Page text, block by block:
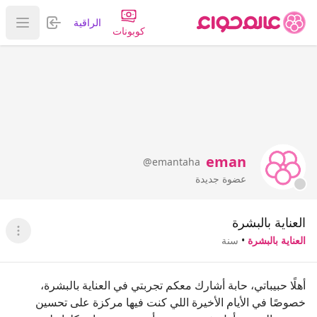
كوبونات
الراقية تسجيل
عرض
eman
@emantaha
عضوة جديدة
العناية بالبشرة
العناية بالبشرة • سنة عرض
أهلًا حبيباتي، حابة أشارك معكم تجربتي في العناية بالبشرة،
خصوصًا في الأيام الأخيرة اللي كنت فيها مركزة على تحسين